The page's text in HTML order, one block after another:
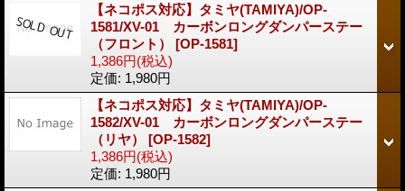
【ネコポス対応】タミヤ(TAMIYA)/OP-
1581/XV-01 カーボンロングダンパーステー
（フロント） [OP-1581]
1,386円(税込)
定価: 1,980円
【ネコポス対応】タミヤ(TAMIYA)/OP-
1582/XV-01 カーボンロングダンパーステー
（リヤ） [OP-1582]
1,386円(税込)
定価: 1,980円